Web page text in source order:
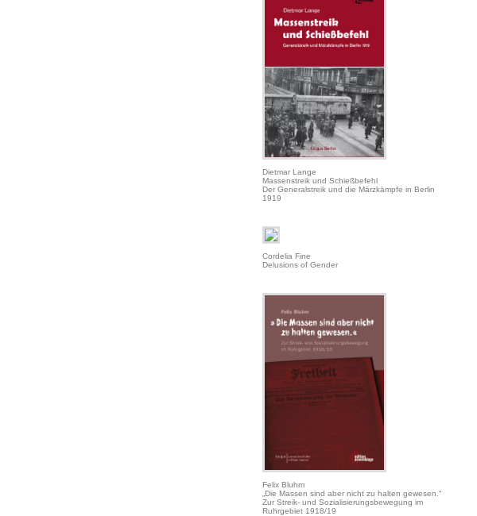
Dietmar Lange
Massenstreik und Schießbefehl
Der Generalstreik und die Märzkämpfe in Berlin
1919
Cordelia Fine
Delusions of Gender
Felix Bluhm
„Die Massen sind aber nicht zu halten gewesen.“
Zur Streik- und Sozialisierungsbewegung im
Ruhrgebiet 1918/19